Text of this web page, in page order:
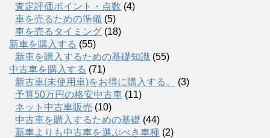
査定評価ポイント・点数 (4)
車を売るための準備 (5)
車を売るタイミング (18)
新車を購入する (55)
新車を購入するための基礎知識 (55)
中古車を購入する (71)
新古車(未使用車)をお得に購入する。
(3)
予算50万円の格安中古車 (11)
ネット中古車販売 (10)
中古車を購入するための基礎 (44)
新車よりも中古車を選ぶべき車種 (2)